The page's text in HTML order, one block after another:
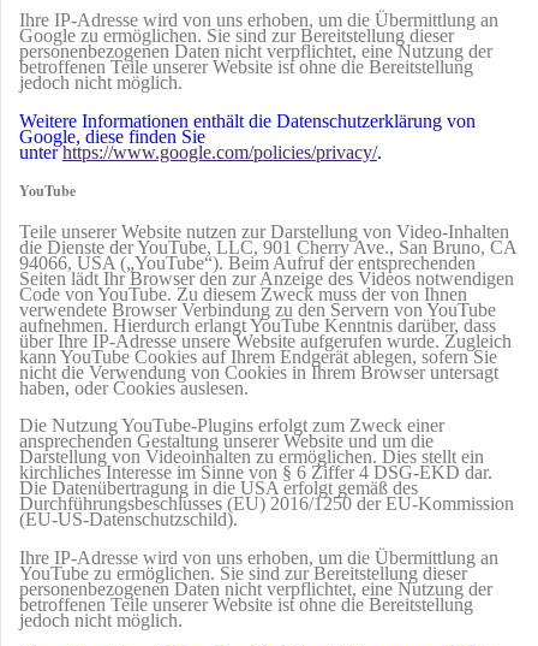
Ihre IP-Adresse wird von uns erhoben, um die Übermittlung an
Google zu ermöglichen. Sie sind zur Bereitstellung dieser
personenbezogenen Daten nicht verpflichtet, eine Nutzung der
betroffenen Teile unserer Website ist ohne die Bereitstellung
jedoch nicht möglich.
Weitere Informationen enthält die Datenschutzerklärung von
Google, diese finden Sie
unterhttps://www.google.com/policies/privacy/.
YouTube
Teile unserer Website nutzen zur Darstellung von Video-Inhalten
die Dienste der YouTube, LLC, 901 Cherry Ave., San Bruno, CA
94066, USA („YouTube“). Beim Aufruf der entsprechenden
Seiten lädt Ihr Browser den zur Anzeige des Videos notwendigen
Code von YouTube. Zu diesem Zweck muss der von Ihnen
verwendete Browser Verbindung zu den Servern von YouTube
aufnehmen. Hierdurch erlangt YouTube Kenntnis darüber, dass
über Ihre IP-Adresse unsere Website aufgerufen wurde. Zugleich
kann YouTube Cookies auf Ihrem Endgerät ablegen, sofern Sie
nicht die Verwendung von Cookies in Ihrem Browser untersagt
haben, oder Cookies auslesen.
Die Nutzung YouTube-Plugins erfolgt zum Zweck einer
ansprechenden Gestaltung unserer Website und um die
Darstellung von Videoinhalten zu ermöglichen. Dies stellt ein
kirchliches Interesse im Sinne von § 6 Ziffer 4 DSG-EKD dar.
Die Datenübertragung in die USA erfolgt gemäß des
Durchführungsbeschlusses (EU) 2016/1250 der EU-Kommission
(EU-US-Datenschutzschild).
Ihre IP-Adresse wird von uns erhoben, um die Übermittlung an
YouTube zu ermöglichen. Sie sind zur Bereitstellung dieser
personenbezogenen Daten nicht verpflichtet, eine Nutzung der
betroffenen Teile unserer Website ist ohne die Bereitstellung
jedoch nicht möglich.